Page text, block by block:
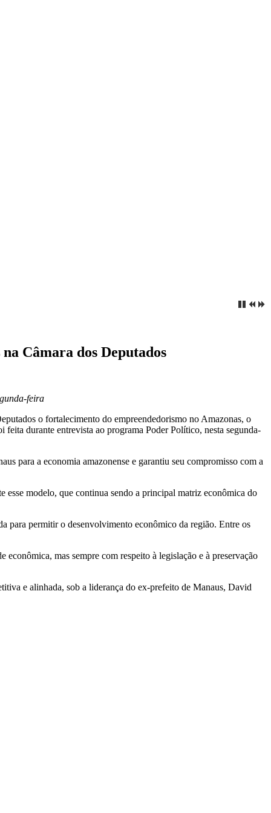
Câmara dos Deputados
feira
o fortalecimento do empreendedorismo no Amazonas, o
durante entrevista ao programa Poder Político, nesta segunda-
para a economia amazonense e garantiu seu compromisso com a
esse modelo, que continua sendo a principal matriz econômica do
para permitir o desenvolvimento econômico da região. Entre os
mas sempre com respeito à legislação e à preservação
e alinhada, sob a liderança do ex-prefeito de Manaus, David